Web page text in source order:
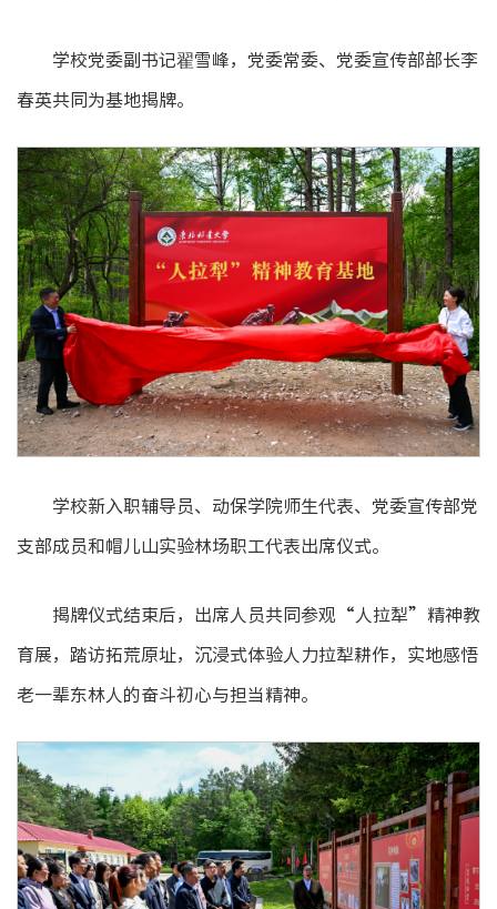
学校党委副书记翟雪峰，党委常委、党委宣传部部长李
春英共同为基地揭牌。
学校新入职辅导员、动保学院师生代表、党委宣传部党
支部成员和帽儿山实验林场职工代表出席仪式。
揭牌仪式结束后，出席人员共同参观“人拉犁”精神教
育展，踏访拓荒原址，沉浸式体验人力拉犁耕作，实地感悟
老一辈东林人的奋斗初心与担当精神。